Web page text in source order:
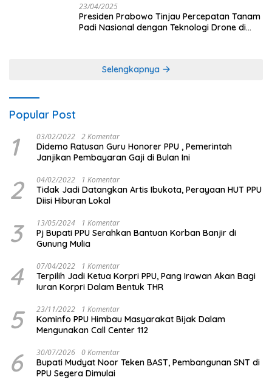
23/04/2025
Presiden Prabowo Tinjau Percepatan Tanam
Padi Nasional dengan Teknologi Drone di
Selengkapnya
Popular Post
1 03/02/2022 2 Komentar
Didemo Ratusan Guru Honorer PPU , Pemerintah
Janjikan Pembayaran Gaji di Bulan Ini
2 04/02/2022 1 Komentar
Tidak Jadi Datangkan Artis Ibukota, Perayaan HUT PPU
Diisi Hiburan Lokal
3 13/05/2024 1 Komentar
Pj Bupati PPU Serahkan Bantuan Korban Banjir di
Gunung Mulia
4 07/04/2022 1 Komentar
Terpilih Jadi Ketua Korpri PPU, Pang Irawan Akan Bagi
Iuran Korpri Dalam Bentuk THR
5 23/11/2022 1 Komentar
Kominfo PPU Himbau Masyarakat Bijak Dalam
Mengunakan Call Center 112
6 30/07/2026 0 Komentar
Bupati Mudyat Noor Teken BAST, Pembangunan SNT di
PPU Segera Dimulai